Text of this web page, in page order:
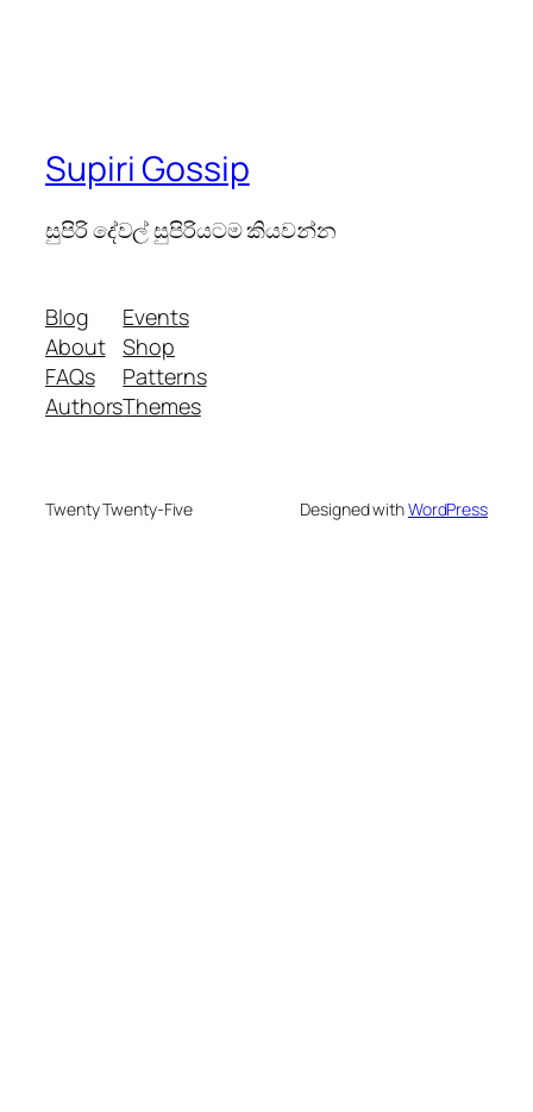
Supiri Gossip
සුපිරි දේවල් සුපිරියටම කියවන්න
Blog
About
FAQs
Authors
Events
Shop
Patterns
Themes
Twenty Twenty-Five Designed withWordPress